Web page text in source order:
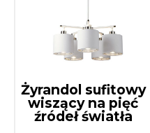
Żyrandol sufitowy
wiszący na pięć
źródeł światła